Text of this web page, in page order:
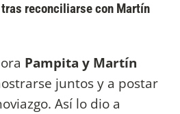
reconciliarse con Martín
Pampita y Martín
juntos y a postar
Así lo dio a